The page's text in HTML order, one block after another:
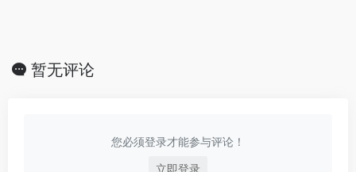
暂无评论
您必须登录才能参与评论！
立即登录